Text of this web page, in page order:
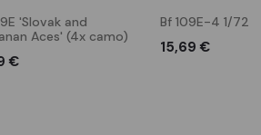
'Slovak and
Aces' (4x camo)
€
Bf 109E-4 1/72
15,69 €